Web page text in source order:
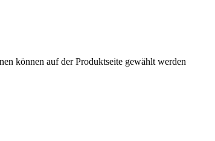
können auf der Produktseite gewählt werden